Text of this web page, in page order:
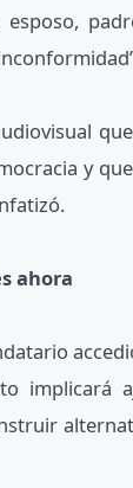
esposo,
y
ahora
implicará